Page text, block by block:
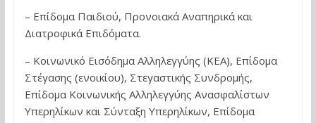
– Επίδομα Παιδιού, Προνοιακά Αναπηρικά και
Διατροφικά Επιδόματα.
– Κοινωνικό Εισόδημα Αλληλεγγύης (ΚΕΑ), Επίδομα
Στέγασης (ενοικίου), Στεγαστικής Συνδρομής,
Επίδομα Κοινωνικής Αλληλεγγύης Ανασφαλίστων
Υπερηλίκων και Σύνταξη Υπερηλίκων, Επίδομα